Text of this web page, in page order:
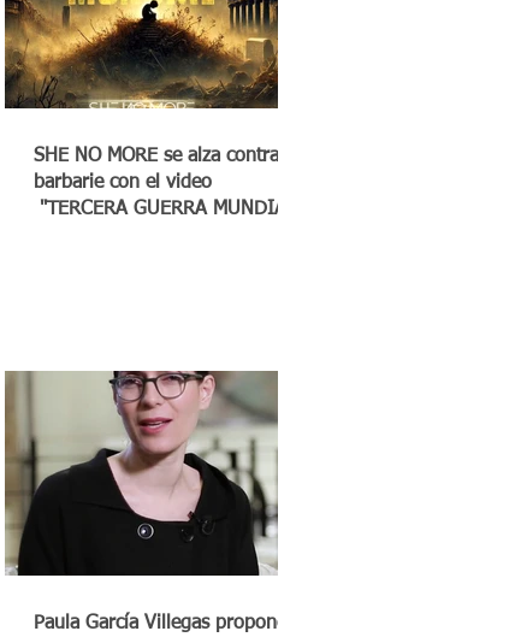
SHE NO MORE se alza contra la
barbarie con el video
"TERCERA GUERRA MUNDIAL"
Paula García Villegas propone